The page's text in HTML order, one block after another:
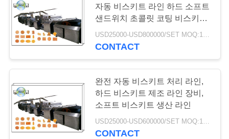
우유 사탕 생산 라인
2
자동 비스키트 라인 하드 소프트
샌드위치 초콜릿 코팅 비스키트
500KG / H
CONTACT
완전 자동 비스키트 처리 라인,
하드 비스키트 제조 라인 장비,
소프트 비스키트 생산 라인
USD25000-USD600000/SET MOQ:1SET
CONTACT